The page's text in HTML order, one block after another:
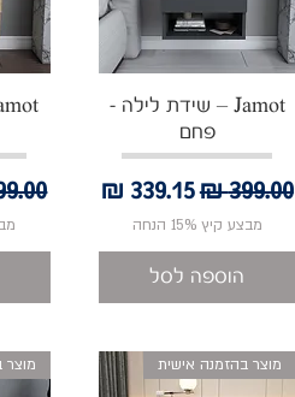
תצוגה מהירה
Jamot – שידת לילה -
פחם
מחיר רגיל‏399.00 ‏₪ מחיר מבצע‏339.15 ‏₪
מבצע קיץ 15% הנחה
הוספה לסל
‏399.00 ‏₪
מוצר בהזמנה אישית מוצר